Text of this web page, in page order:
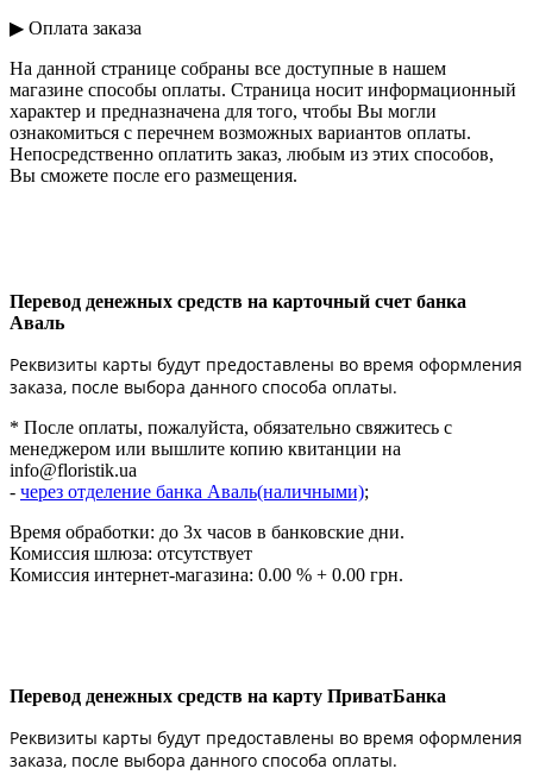
▶ Оплата заказа
На данной странице собраны все доступные в нашем
магазине способы оплаты. Страница носит информационный
характер и предназначена для того, чтобы Вы могли
ознакомиться с перечнем возможных вариантов оплаты.
Непосредственно оплатить заказ, любым из этих способов,
Вы сможете после его размещения.
Перевод денежных средств на карточный счет банка
Аваль
Реквизиты карты будут предоставлены во время оформления
заказа, после выбора данного способа оплаты.
* После оплаты, пожалуйста, обязательно свяжитесь с
менеджером или вышлите копию квитанции на
info@floristik.ua
- через отделение банка Аваль(наличными);
Время обработки: до 3х часов в банковские дни.
Комиссия шлюза: отсутствует
Комиссия интернет-магазина: 0.00 % + 0.00 грн.
Перевод денежных средств на карту ПриватБанка
Реквизиты карты будут предоставлены во время оформления
заказа, после выбора данного способа оплаты.